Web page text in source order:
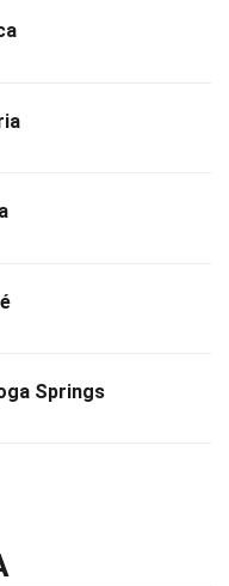
Springs